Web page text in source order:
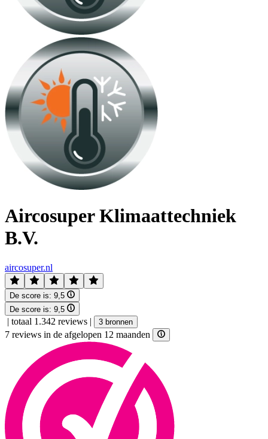
Aircosuper Klimaattechniek
B.V.
aircosuper.nl
De score is: 9,5
De score is: 9,5
| totaal 1.342 reviews | 3 bronnen
7 reviews in de afgelopen 12 maanden